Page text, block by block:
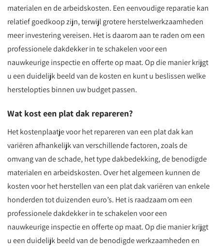
materialen en de arbeidskosten. Een eenvoudige reparatie kan
relatief goedkoop zijn, terwijl grotere herstelwerkzaamheden
meer investering vereisen. Het is daarom aan te raden om een
professionele dakdekker in te schakelen voor een
nauwkeurige inspectie en offerte op maat. Op die manier krijgt
u een duidelijk beeld van de kosten en kunt u beslissen welke
herstelopties binnen uw budget passen.
Wat kost een plat dak repareren?
Het kostenplaatje voor het repareren van een plat dak kan
variëren afhankelijk van verschillende factoren, zoals de
omvang van de schade, het type dakbedekking, de benodigde
materialen en arbeidskosten. Over het algemeen kunnen de
kosten voor het herstellen van een plat dak variëren van enkele
honderden tot duizenden euro’s. Het is raadzaam om een
professionele dakdekker in te schakelen voor een
nauwkeurige inspectie en offerte op maat. Op die manier krijgt
u een duidelijk beeld van de benodigde werkzaamheden en